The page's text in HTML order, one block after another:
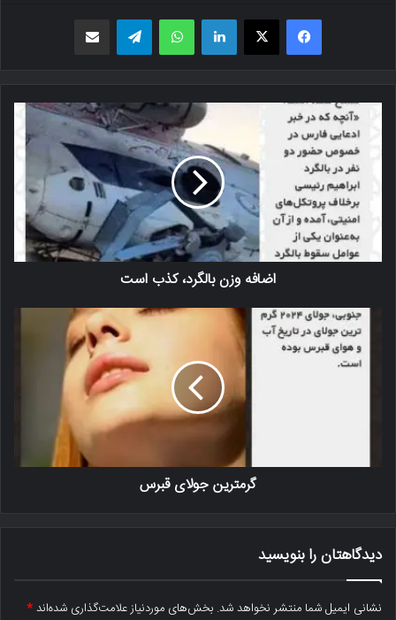
فیسبوک X لینکدین واتس اپ
اضافه وزن بالگرد، کذب است
گرمترین جولای قبرس
دیدگاهتان را بنویسید
نشانی ایمیل شما منتشر نخواهد شد. بخش‌های موردنیاز علامت‌گذاری شده‌اند*